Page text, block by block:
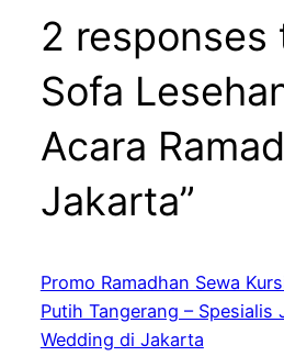
2 responses
Sofa
Acara
Jakarta”
Promo Ramadhan Sewa
Putih Tangerang – Spesialis
Wedding di Jakarta